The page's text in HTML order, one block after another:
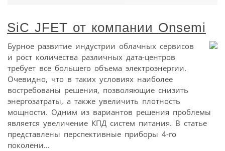
SiC JFEТ от компании Onsemi
Бурное развитие индустрии облачных сервисов
и рост количества различных дата-центров
требует все большего объема электроэнергии.
Очевидно, что в таких условиях наиболее
востребованы решения, позволяющие снизить
энергозатраты, а также увеличить плотность
мощности. Одним из вариантов решения проблемы
является увеличение КПД систем питания. В статье
представлены перспективные приборы 4-го
поколени...